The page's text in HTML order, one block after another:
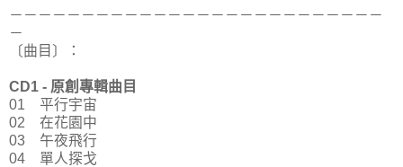
－－－－－－－－－－－－－－－－－－－－－－－－－－
－
〔曲目〕：
CD1 - 原創專輯曲目
01 平行宇宙
02 在花園中
03 午夜飛行
04 單人探戈